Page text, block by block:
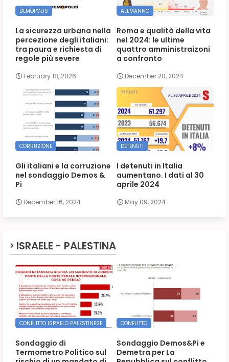
DEMOPOLIS
La sicurezza urbana nella
percezione degli italiani:
tra paura e richiesta di
regole più severe
February 18, 2026
ALEMANNO
Roma e qualità della vita
nel 2024: le ultime
quattro amministraizoni
a confronto
December 20, 2024
CORRUZIONE
Gli italiani e la corruzione
nel sondaggio Demos &
Pi
December 16, 2024
DETENUTI
I detenuti in Italia
aumentano. I dati al 30
aprile 2024
May 09, 2024
ISRAELE - PALESTINA
CONFLITTO ISRAELO PALESTINESE
Sondaggio di
Termometro Politico sul
CONFLITTO
Sondaggio Demos&Pi e
Demetra per La